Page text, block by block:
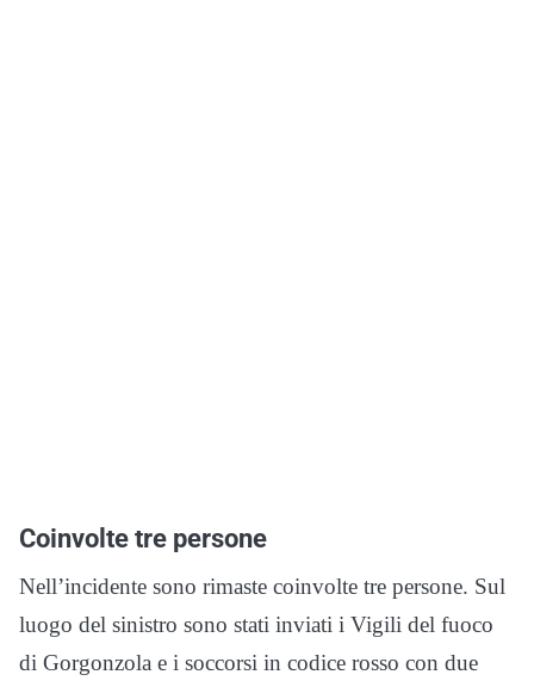
Coinvolte tre persone
Nell’incidente sono rimaste coinvolte tre persone. Sul
luogo del sinistro sono stati inviati i Vigili del fuoco
di Gorgonzola e i soccorsi in codice rosso con due